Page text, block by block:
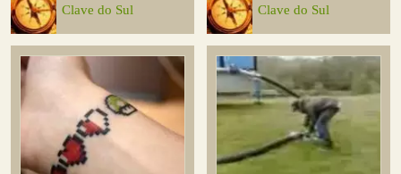
Clave do Sul Clave do Sul